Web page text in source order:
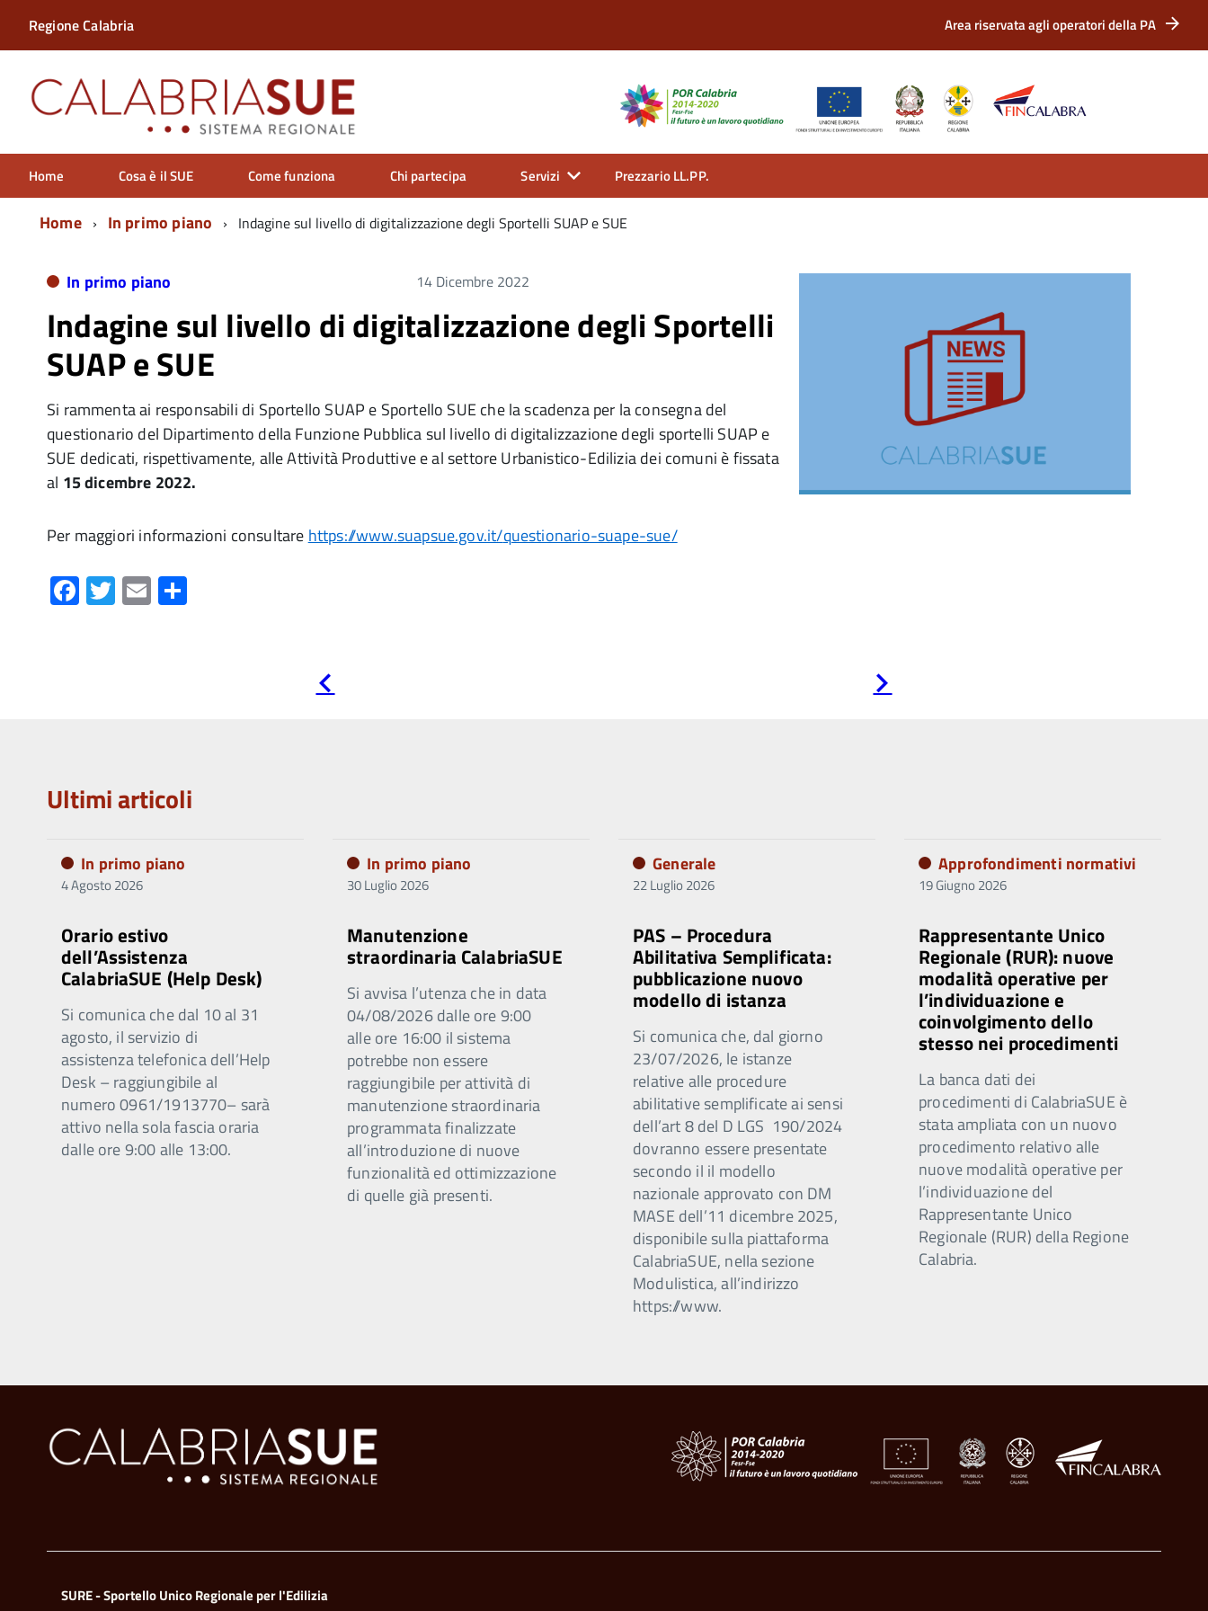
Regione Calabria Area riservata agli operatori della PA
Home Cosa è il SUE Come funziona Chi partecipa Servizi Prezzario LL.PP.
Home In primo piano Indagine sul livello di digitalizzazione degli Sportelli SUAP e SUE
In primo piano 14 Dicembre 2022
Indagine sul livello di digitalizzazione degli Sportelli
SUAP e SUE
Si rammenta ai responsabili di Sportello SUAP e Sportello SUE che la scadenza per la consegna del
questionario del Dipartimento della Funzione Pubblica sul livello di digitalizzazione degli sportelli SUAP e
SUE dedicati, rispettivamente, alle Attività Produttive e al settore Urbanistico-Edilizia dei comuni è fissata
al 15 dicembre 2022.
Per maggiori informazioni consultare https://www.suapsue.gov.it/questionario-suape-sue/
Facebook
Twitter
Email
precedente successiva
Ultimi articoli
In primo piano
4 Agosto 2026
Orario estivo
dell’Assistenza
CalabriaSUE (Help Desk)
Si comunica che dal 10 al 31
agosto, il servizio di
assistenza telefonica dell’Help
Desk – raggiungibile al
numero 0961/1913770– sarà
attivo nella sola fascia oraria
dalle ore 9:00 alle 13:00.
In primo piano
30 Luglio 2026
Manutenzione
straordinaria CalabriaSUE
Si avvisa l’utenza che in data
04/08/2026 dalle ore 9:00
alle ore 16:00 il sistema
potrebbe non essere
raggiungibile per attività di
manutenzione straordinaria
programmata finalizzate
all’introduzione di nuove
funzionalità ed ottimizzazione
di quelle già presenti.
Generale
22 Luglio 2026
PAS – Procedura
Abilitativa Semplificata:
pubblicazione nuovo
modello di istanza
Si comunica che, dal giorno
23/07/2026, le istanze
relative alle procedure
abilitative semplificate ai sensi
dell’art 8 del D LGS 190/2024
dovranno essere presentate
secondo il il modello
nazionale approvato con DM
MASE dell’11 dicembre 2025,
disponibile sulla piattaforma
CalabriaSUE, nella sezione
Modulistica, all’indirizzo
https://www.
Approfondimenti normativi
19 Giugno 2026
Rappresentante Unico
Regionale (RUR): nuove
modalità operative per
l’individuazione e
coinvolgimento dello
stesso nei procedimenti
La banca dati dei
procedimenti di CalabriaSUE è
stata ampliata con un nuovo
procedimento relativo alle
nuove modalità operative per
l’individuazione del
Rappresentante Unico
Regionale (RUR) della Regione
Calabria.
SURE - Sportello Unico Regionale per l'Edilizia